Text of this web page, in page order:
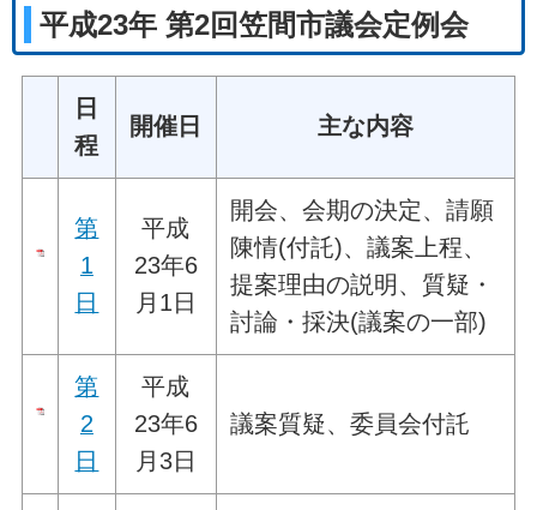
平成23年 第2回笠間市議会定例会
日
程
開催日 主な内容
第
1
日
平成
23年6
月1日
開会、会期の決定、請願
陳情(付託)、議案上程、
提案理由の説明、質疑・
討論・採決(議案の一部)
第
2
日
平成
23年6
月3日
議案質疑、委員会付託